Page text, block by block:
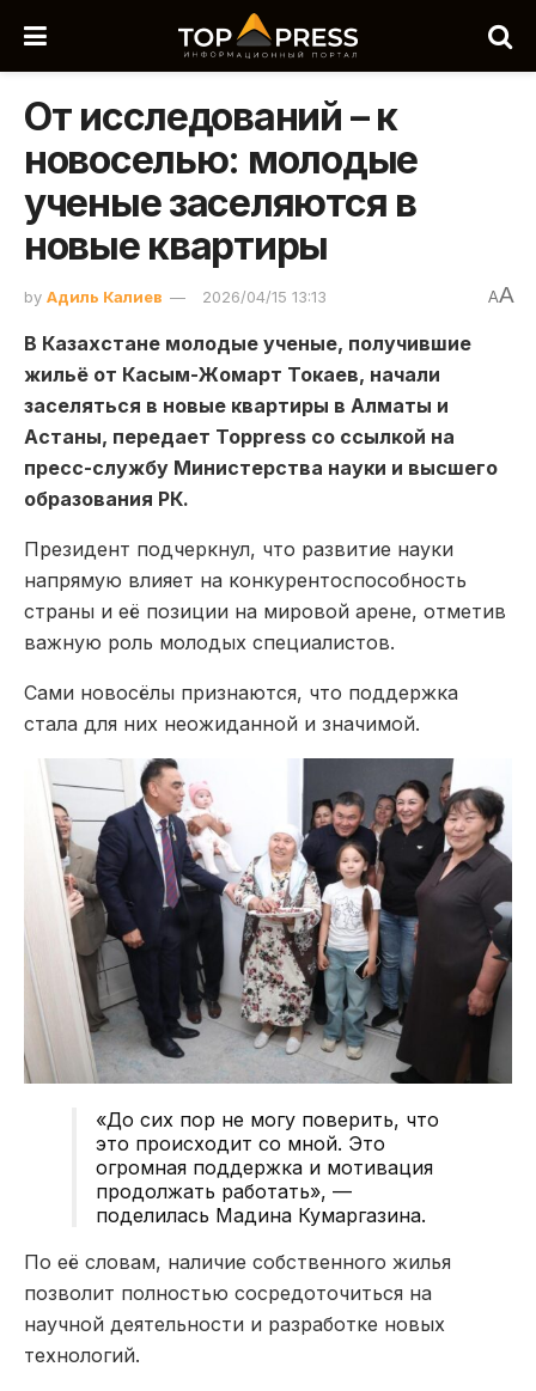
От исследований – к
новоселью: молодые
ученые заселяются в
новые квартиры
by Адиль Калиев 2026/04/15 13:13 AA
В Казахстане молодые ученые, получившие
жильё от Касым-Жомарт Токаев, начали
заселяться в новые квартиры в Алматы и
Астаны, передает Toppress со ссылкой на
пресс-службу Министерства науки и высшего
образования РК.
Президент подчеркнул, что развитие науки
напрямую влияет на конкурентоспособность
страны и её позиции на мировой арене, отметив
важную роль молодых специалистов.
Сами новосёлы признаются, что поддержка
стала для них неожиданной и значимой.
«До сих пор не могу поверить, что
это происходит со мной. Это
огромная поддержка и мотивация
продолжать работать», —
поделилась Мадина Кумаргазина.
По её словам, наличие собственного жилья
позволит полностью сосредоточиться на
научной деятельности и разработке новых
технологий.